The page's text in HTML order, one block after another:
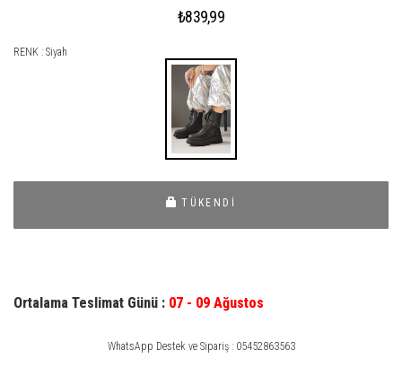
₺839,99
RENK : Siyah
TÜKENDİ
Ortalama Teslimat Günü : 07 - 09 Ağustos
WhatsApp Destek ve Sipariş : 05452863563